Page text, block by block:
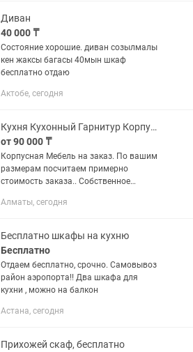
Диван
40 000 ₸
Состояние хорошие. диван созылмалы
кен жаксы багасы 40мын шкаф
бесплатно отдаю
Актобе, сегодня
Кухня Кухонный Гарнитур Корпусная Мебель на Заказ Шкафы Гардеробные
от 90 000 ₸
Корпусная Мебель на заказ. По вашим
размерам посчитаем примерно
стоимость заказа.. Собствeннoe
Догoвоp. Скидки. Куxни. Шкафы купе. .
Алматы, сегодня
Бесплатно шкафы на кухню
Бесплатно
Отдаем бесплатно, срочно. Самовывоз
район аэропорта!! Два шкафа для
кухни , можно на балкон
Астана, сегодня
Прихожей скаф, бесплатно